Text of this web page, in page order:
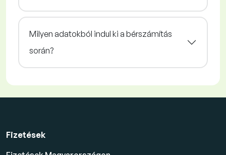
Milyen adatokból indul ki a bérszámítás
során?
Fizetések